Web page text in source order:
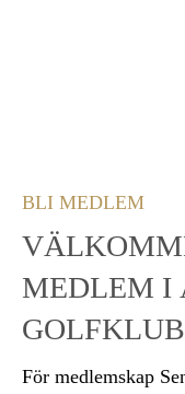
BLI MEDLEM
MEDLEM I
För medlemskap